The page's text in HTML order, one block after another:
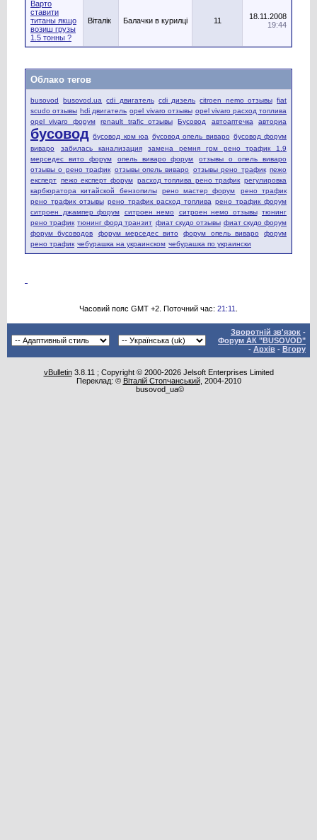
Варто
ставити
титаны якщо
возиш грузы
1.5 тонны ?
Віталік Балачки в курилці 11
18.11.2008
19:44
Облако тегов
busovod busovod.ua cdi двигатель cdi дизель citroen nemo отзывы fiat
scudo отзывы hdi двигатель opel vivaro отзывы opel vivaro расход топлива
opel vivaro форум
renault trafic отзывы Бусовод автоаптечка авториа
бусовод бусовод ком юа бусовод опель виваро бусовод форум
виваро
забилась канализация
замена ремня грм рено трафик 1.9
мерседес вито форум
опель виваро форум
отзывы о опель виваро
отзывы о рено трафик отзывы опель виваро отзывы рено трафик пежо
експерт пежо експерт форум расход топлива рено трафик регулировка
карбюратора китайской бензопилы
рено мастер форум
рено трафик
рено трафик отзывы рено трафик расход топлива рено трафик форум
ситроен джампер форум
ситроен немо ситроен немо отзывы тюнинг
рено трафик тюнинг форд транзит фиат скудо отзывы фиат скудо форум
форум бусоводов
форум мерседес вито форум опель виваро
форум
рено трафик чебурашка на украинском чебурашка по украински
Часовий пояс GMT +2. Поточний час: 21:11
Зворотній зв'язок -
Форум АК "BUSOVOD"
- Архів - Вгору
vBulletin3.8.11 ; Copyright © 2000-2026 Jelsoft Enterprises Limited
Переклад: © Віталій Стопчанський, 2004-2010
busovod_ua©